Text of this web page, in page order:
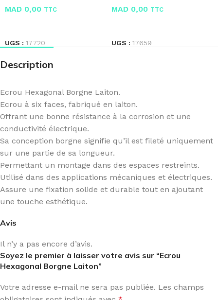
MAD 0,00 TTC
UGS : 17720
MAD 0,00 TTC
UGS : 17659
Description
Ecrou Hexagonal Borgne Laiton.
Ecrou à six faces, fabriqué en laiton.
Offrant une bonne résistance à la corrosion et une
conductivité électrique.
Sa conception borgne signifie qu’il est fileté uniquement
sur une partie de sa longueur.
Permettant un montage dans des espaces restreints.
Utilisé dans des applications mécaniques et électriques.
Assure une fixation solide et durable tout en ajoutant
une touche esthétique.
Avis
Il n’y a pas encore d’avis.
Soyez le premier à laisser votre avis sur “Ecrou
Hexagonal Borgne Laiton”
Votre adresse e-mail ne sera pas publiée. Les champs